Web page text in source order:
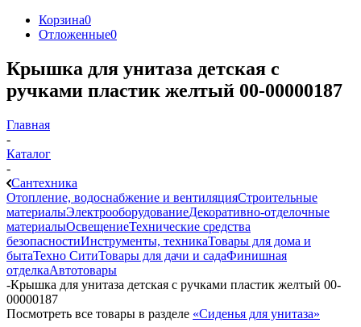
Корзина0
Отложенные0
Крышка для унитаза детская с
ручками пластик желтый 00-00000187
Главная
-
Каталог
-
Сантехника
Отопление, водоснабжение и вентиляцияСтроительные
материалыЭлектрооборудованиеДекоративно-отделочные
материалыОсвещениеТехнические средства
безопасностиИнструменты, техникаТовары для дома и
бытаТехно СитиТовары для дачи и садаФинишная
отделкаАвтотовары
-Крышка для унитаза детская с ручками пластик желтый 00-
00000187
Посмотреть все товары в разделе «Сиденья для унитаза»